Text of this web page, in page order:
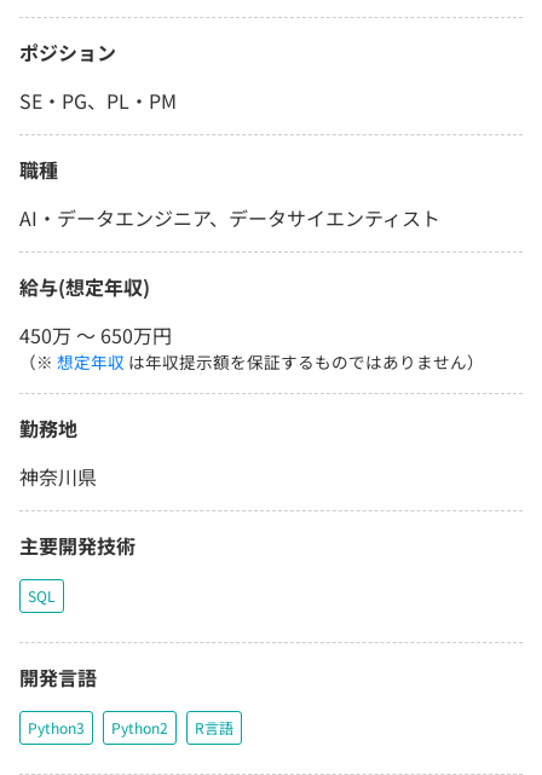
ポジション
SE・PG、PL・PM
職種
AI・データエンジニア、データサイエンティスト
給与(想定年収)
450万 〜 650万円
（※ 想定年収 は年収提示額を保証するものではありません）
勤務地
神奈川県
主要開発技術
SQL
開発言語
Python3 Python2 R言語